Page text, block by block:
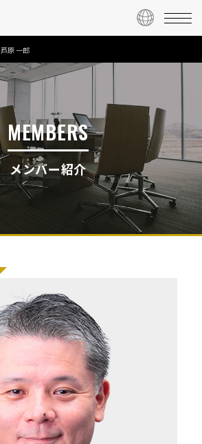
芦原 一郎
MEMBERS
メンバー紹介